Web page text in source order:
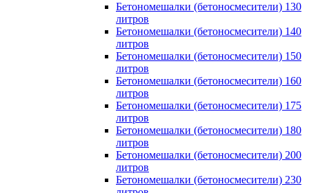
Бетономешалки (бетоносмесители) 130
литров
Бетономешалки (бетоносмесители) 140
литров
Бетономешалки (бетоносмесители) 150
литров
Бетономешалки (бетоносмесители) 160
литров
Бетономешалки (бетоносмесители) 175
литров
Бетономешалки (бетоносмесители) 180
литров
Бетономешалки (бетоносмесители) 200
литров
Бетономешалки (бетоносмесители) 230